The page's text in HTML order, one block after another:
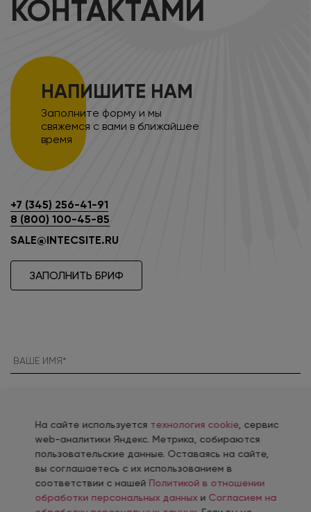
КОНТАКТАМИ
НАПИШИТЕ НАМ
Заполните форму и мы
свяжемся с вами в ближайшее
время
+7 (345) 256-41-91
8 (800) 100-45-85
SALE@INTECSITE.RU
ЗАПОЛНИТЬ БРИФ
На сайте используется технология cookie, сервис
web-аналитики Яндекс. Метрика, собираются
пользовательские данные. Оставаясь на сайте,
вы соглашаетесь с их использованием в
соответствии с нашей Политикой в отношении
обработки персональных данных и Согласием на